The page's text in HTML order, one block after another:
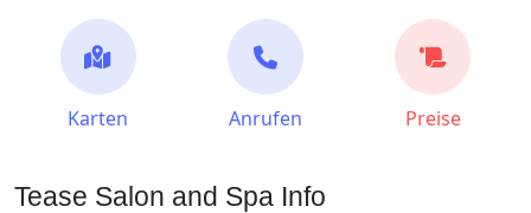
Karten Anrufen Preise
Tease Salon and Spa Info